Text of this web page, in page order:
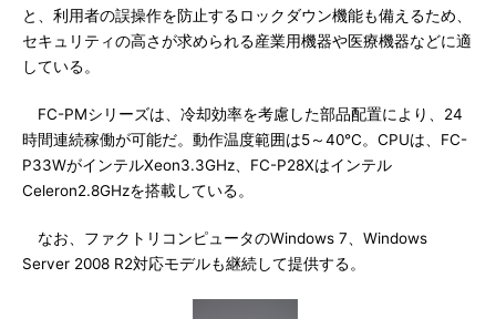
と、利用者の誤操作を防止するロックダウン機能も備えるため、
セキュリティの高さが求められる産業用機器や医療機器などに適
している。
FC-PMシリーズは、冷却効率を考慮した部品配置により、24
時間連続稼働が可能だ。動作温度範囲は5～40℃。CPUは、FC-
P33WがインテルXeon3.3GHz、FC-P28Xはインテル
Celeron2.8GHzを搭載している。
なお、ファクトリコンピュータのWindows 7、Windows
Server 2008 R2対応モデルも継続して提供する。